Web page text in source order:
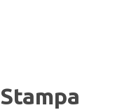
Stampa